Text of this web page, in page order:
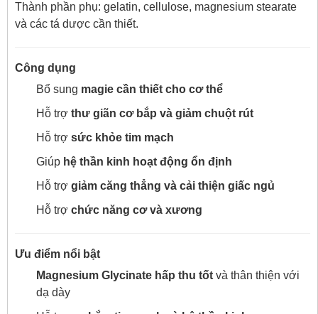
Thành phần phụ: gelatin, cellulose, magnesium stearate
và các tá dược cần thiết.
Công dụng
Bổ sung magie cần thiết cho cơ thể
Hỗ trợ thư giãn cơ bắp và giảm chuột rút
Hỗ trợ sức khỏe tim mạch
Giúp hệ thần kinh hoạt động ổn định
Hỗ trợ giảm căng thẳng và cải thiện giấc ngủ
Hỗ trợ chức năng cơ và xương
Ưu điểm nổi bật
Magnesium Glycinate hấp thu tốt và thân thiện với
dạ dày